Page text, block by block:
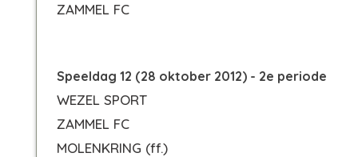
ZAMMEL FC
Speeldag 12 (28 oktober 2012) - 2e periode
WEZEL SPORT
ZAMMEL FC
MOLENKRING (ff.)